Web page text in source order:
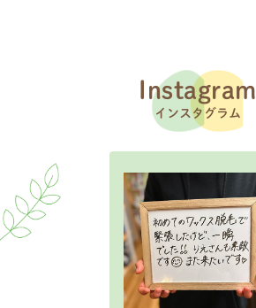
Instagram
インスタグラム